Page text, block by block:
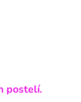
postelí.